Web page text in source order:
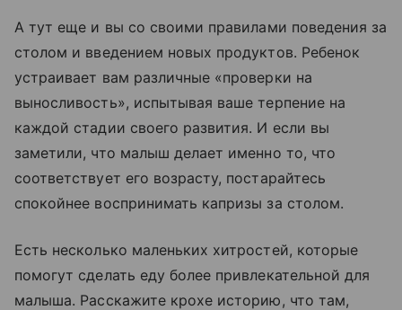
А тут еще и вы со своими правилами поведения за
столом и введением новых продуктов. Ребенок
устраивает вам различные «проверки на
выносливость», испытывая ваше терпение на
каждой стадии своего развития. И если вы
заметили, что малыш делает именно то, что
соответствует его возрасту, постарайтесь
спокойнее воспринимать капризы за столом.
Есть несколько маленьких хитростей, которые
помогут сделать еду более привлекательной для
малыша. Расскажите крохе историю, что там,